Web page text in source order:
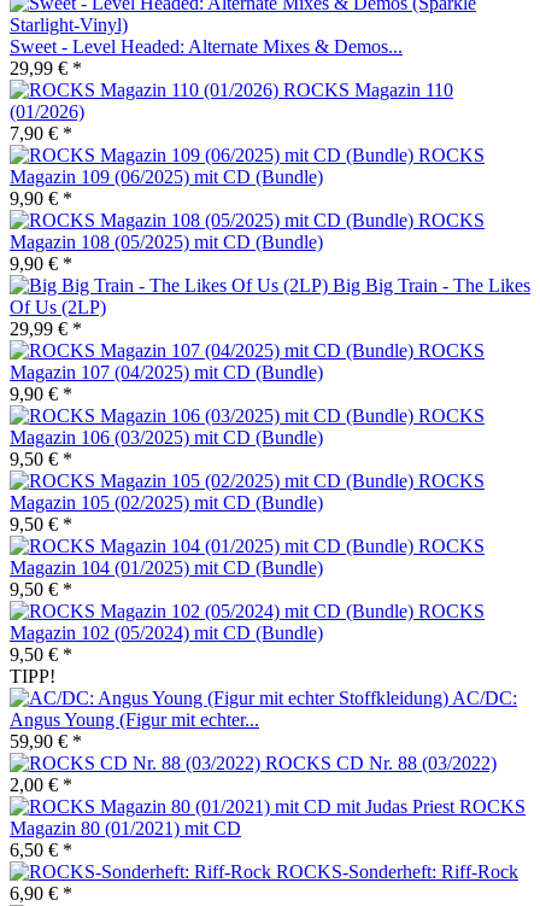
Sweet - Level Headed: Alternate Mixes & Demos...
29,99 € *
ROCKS Magazin 110
(01/2026)
7,90 € *
ROCKS
Magazin 109 (06/2025) mit CD (Bundle)
9,90 € *
ROCKS
Magazin 108 (05/2025) mit CD (Bundle)
9,90 € *
Big Big Train - The Likes
Of Us (2LP)
29,99 € *
ROCKS
Magazin 107 (04/2025) mit CD (Bundle)
9,90 € *
ROCKS
Magazin 106 (03/2025) mit CD (Bundle)
9,50 € *
ROCKS
Magazin 105 (02/2025) mit CD (Bundle)
9,50 € *
ROCKS
Magazin 104 (01/2025) mit CD (Bundle)
9,50 € *
ROCKS
Magazin 102 (05/2024) mit CD (Bundle)
9,50 € *
TIPP!
AC/DC:
Angus Young (Figur mit echter...
59,90 € *
ROCKS CD Nr. 88 (03/2022)
2,00 € *
ROCKS
Magazin 80 (01/2021) mit CD
6,50 € *
ROCKS-Sonderheft: Riff-Rock
6,90 € *